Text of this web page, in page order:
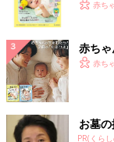
く！赤ち
赤ちゃ
赤ち
お墓
PR(くら